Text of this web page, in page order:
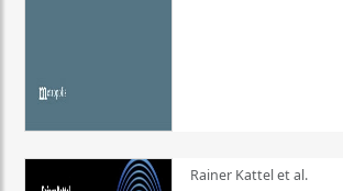
Rainer Kattel et al.